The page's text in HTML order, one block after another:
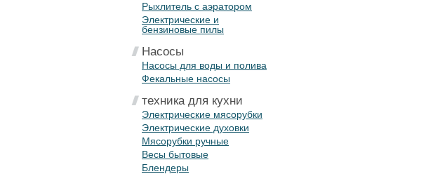
Рыхлитель с аэратором
Электрические и
бензиновые пилы
Насосы
Насосы для воды и полива
Фекальные насосы
техника для кухни
Электрические мясорубки
Электрические духовки
Мясорубки ручные
Весы бытовые
Блендеры